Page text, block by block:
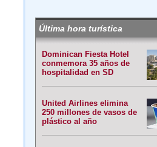
Última hora turística
Dominican Fiesta Hotel
conmemora 35 años de
hospitalidad en SD
United Airlines elimina
250 millones de vasos de
plástico al año